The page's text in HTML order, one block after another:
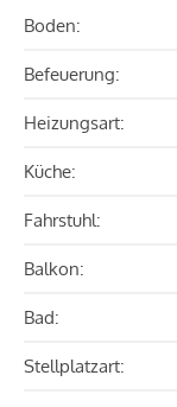
Boden:
Befeuerung:
Heizungsart:
Küche:
Fahrstuhl:
Balkon:
Bad:
Stellplatzart: